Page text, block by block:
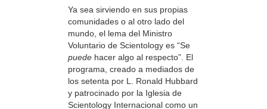
Ya sea sirviendo en sus propias
comunidades o al otro lado del
mundo, el lema del Ministro
Voluntario de Scientology es “Se
puede hacer algo al respecto”. El
programa, creado a mediados de
los setenta por L. Ronald Hubbard
y patrocinado por la Iglesia de
Scientology Internacional como un